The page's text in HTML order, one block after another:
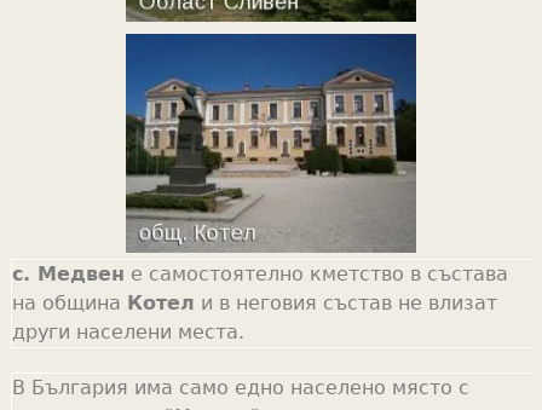
с. Медвен е самостоятелно кметство в състава
на община Котел и в неговия състав не влизат
други населени места.
В България има само едно населено място с